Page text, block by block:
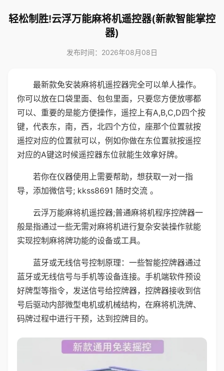
轻松制胜!云浮万能麻将机遥控器(新款智能掌控
器)
发布时间：2026年08月08日
最新款免安装麻将机遥控器完全可以单人操作。
你可以放在口袋里面、包包里面，只要您方便放哪都
可以、重要的是能方便操作，遥控上有A,B,C,D四个按
键，代表东，南，西，北四个方位，座那个位置就按
遥控对应的位置就可以，例如你做在东位置就按遥控
对应的A键这时候遥控器东位就能生效拿好牌。
若你在仪器使用上需要帮助，想获取一对一指
导，添加微信号; kkss8691 随时交流 。
云浮万能麻将机遥控器;普通麻将机程序控牌器一
般是指通过一些无需对麻将机进行复杂安装操作就能
实现控制麻将牌功能的设备或工具。
蓝牙或无线信号控制原理：一些智能控牌器通过
蓝牙或无线信号与手机等设备连接。手机端软件预设
好牌型等指令，发送信号给控牌器，控牌器接收到信
号后驱动内部微型电机或机械结构，在麻将机洗牌、
码牌过程中进行干预，达到控牌目的。